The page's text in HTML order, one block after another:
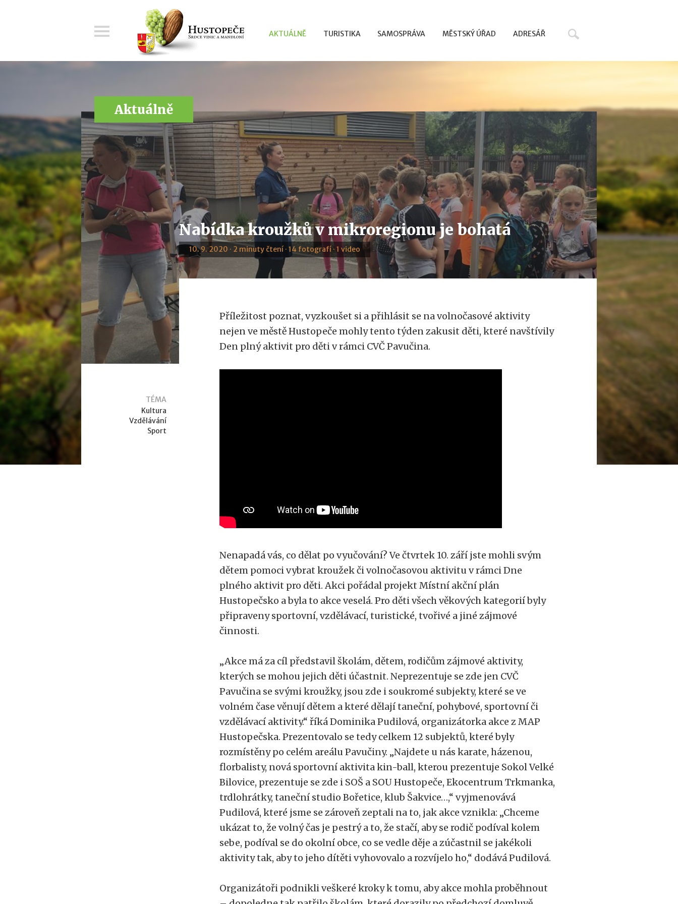
AKTUÁLNĚ TURISTIKA SAMOSPRÁVA MĚSTSKÝ ÚŘAD ADRESÁŘ
Aktuálně
Nabídka kroužků v mikroregionu je bohatá
10. 9. 2020 · 2 minuty čtení · 14 fotografí · 1 video
TÉMA
Kultura
Vzdělávání
Sport
Příležitost poznat, vyzkoušet si a přihlásit se na volnočasové aktivity
nejen ve městě Hustopeče mohly tento týden zakusit děti, které navštívily
Den plný aktivit pro děti v rámci CVČ Pavučina.
Nenapadá vás, co dělat po vyučování? Ve čtvrtek 10. září jste mohli svým
dětem pomoci vybrat kroužek či volnočasovou aktivitu v rámci Dne
plného aktivit pro děti. Akci pořádal projekt Místní akční plán
Hustopečsko a byla to akce veselá. Pro děti všech věkových kategorií byly
připraveny sportovní, vzdělávací, turistické, tvořivé a jiné zájmové
činnosti.
„Akce má za cíl představil školám, dětem, rodičům zájmové aktivity,
kterých se mohou jejich děti účastnit. Neprezentuje se zde jen CVČ
Pavučina se svými kroužky, jsou zde i soukromé subjekty, které se ve
volném čase věnují dětem a které dělají taneční, pohybové, sportovní či
vzdělávací aktivity.“ říká Dominika Pudilová, organizátorka akce z MAP
Hustopečska. Prezentovalo se tedy celkem 12 subjektů, které byly
rozmístěny po celém areálu Pavučiny. „Najdete u nás karate, házenou,
florbalisty, nová sportovní aktivita kin-ball, kterou prezentuje Sokol Velké
Bilovice, prezentuje se zde i SOŠ a SOU Hustopeče, Ekocentrum Trkmanka,
trdlohrátky, taneční studio Bořetice, klub Šakvice…,“ vyjmenovává
Pudilová, které jsme se zároveň zeptali na to, jak akce vznikla: „Chceme
ukázat to, že volný čas je pestrý a to, že stačí, aby se rodič podíval kolem
sebe, podíval se do okolní obce, co se vedle děje a zúčastnil se jakékoli
aktivity tak, aby to jeho dítěti vyhovovalo a rozvíjelo ho,“ dodává Pudilová.
Organizátoři podnikli veškeré kroky k tomu, aby akce mohla proběhnout